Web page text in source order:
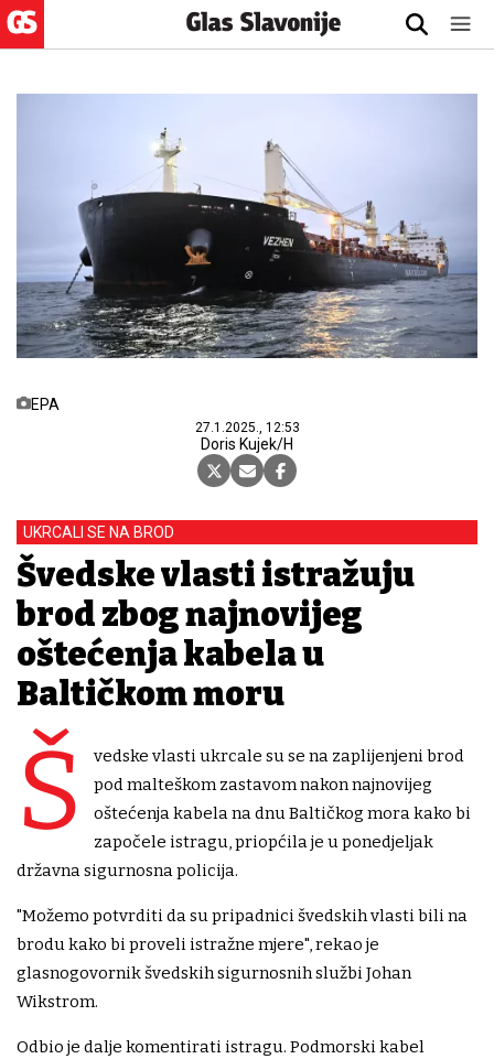
EPA
27.1.2025., 12:53
Doris Kujek/H
UKRCALI SE NA BROD
Švedske vlasti istražuju
brod zbog najnovijeg
oštećenja kabela u
Baltičkom moru
Š
vedske vlasti ukrcale su se na zaplijenjeni brod
pod malteškom zastavom nakon najnovijeg
oštećenja kabela na dnu Baltičkog mora kako bi
započele istragu, priopćila je u ponedjeljak
državna sigurnosna policija.
"Možemo potvrditi da su pripadnici švedskih vlasti bili na
brodu kako bi proveli istražne mjere", rekao je
glasnogovornik švedskih sigurnosnih službi Johan
Wikstrom.
Odbio je dalje komentirati istragu. Podmorski kabel